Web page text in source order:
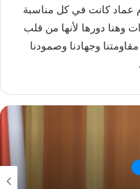
عماد كانت في كل مناسبة
وهنا دورها لأنها من قلب
وجهادنا وصمودنا